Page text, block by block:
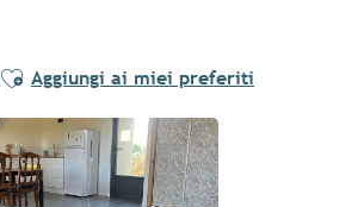
Ajouter aux favoris
Aggiungi ai miei preferiti